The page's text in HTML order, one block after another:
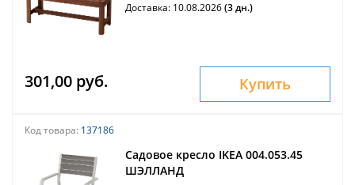
Доставка: 10.08.2026(3 дн.)
301,00 руб. Купить
Код товара: 137186
Садовое кресло IKEA 004.053.45
ШЭЛЛАНД